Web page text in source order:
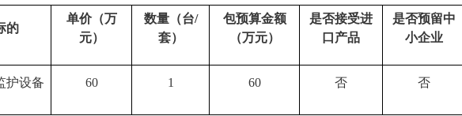
的
单价（万
元）
数量（台/
套）
包预算金额
（万元）
是否接受进
口产品
是否预留中
小企业
护设备 60 1 60 否 否